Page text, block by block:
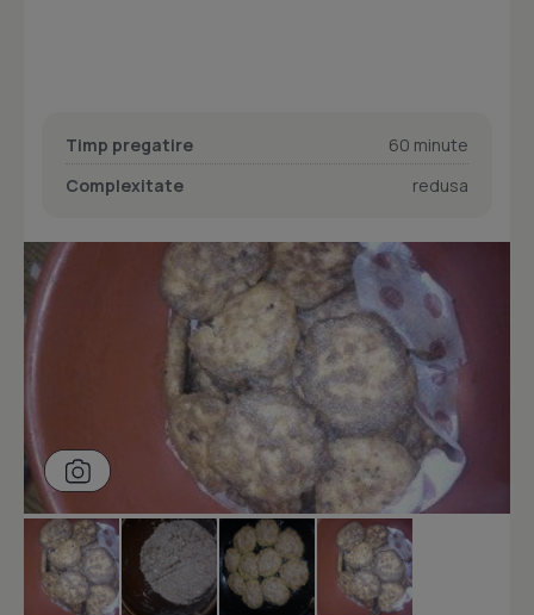
Timp pregatire
60 minute
Complexitate
redusa